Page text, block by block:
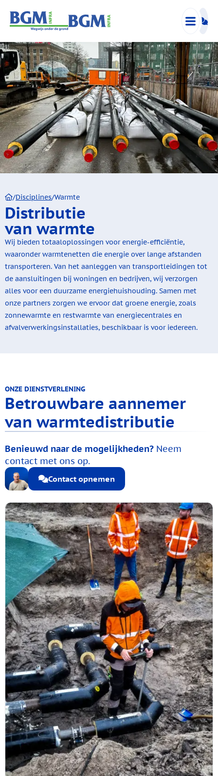
/Disciplines/Warmte
Distributie
van warmte
Wij bieden totaaloplossingen voor energie-efficiëntie,
waaronder warmtenetten die energie over lange afstanden
transporteren. Van het aanleggen van transportleidingen tot
de aansluitingen bij woningen en bedrijven, wij verzorgen
alles voor een duurzame energiehuishouding. Samen met
onze partners zorgen we ervoor dat groene energie, zoals
zonnewarmte en restwarmte van energiecentrales en
afvalverwerkingsinstallaties, beschikbaar is voor iedereen.
ONZE DIENSTVERLENING
Betrouwbare aannemer
van warmtedistributie
Benieuwd naar de mogelijkheden? Neem
contact met ons op.
Contact opnemen